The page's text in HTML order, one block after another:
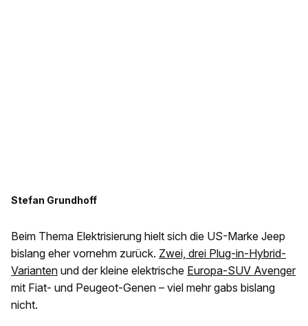
Stefan Grundhoff
Beim Thema Elektrisierung hielt sich die US-Marke Jeep
bislang eher vornehm zurück. Zwei, drei Plug-in-Hybrid-
Varianten und der kleine elektrische Europa-SUV Avenger
mit Fiat- und Peugeot-Genen – viel mehr gabs bislang
nicht.